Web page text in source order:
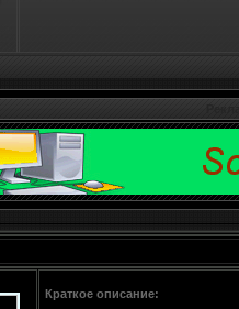
Краткое описание: